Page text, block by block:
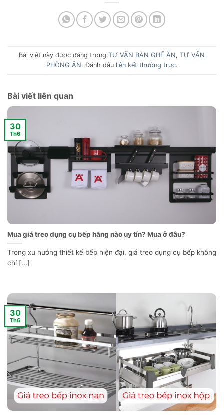
Bài viết này được đăng trong TƯ VẤN BÀN GHẾ ĂN, TƯ VẤN
PHÒNG ĂN. Đánh dấu liên kết thường trực.
Bài viết liên quan
Mua giá treo dụng cụ bếp hãng nào uy tín? Mua ở đâu?
Trong xu hướng thiết kế bếp hiện đại, giá treo dụng cụ bếp không
chỉ [...]
30
Th6
30
Th6